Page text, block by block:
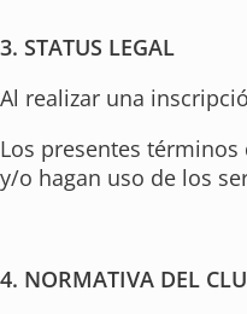
3. STATUS LEGAL
Al realizar una
Los presentes
y/o hagan uso de los
4. NORMATIVA DEL